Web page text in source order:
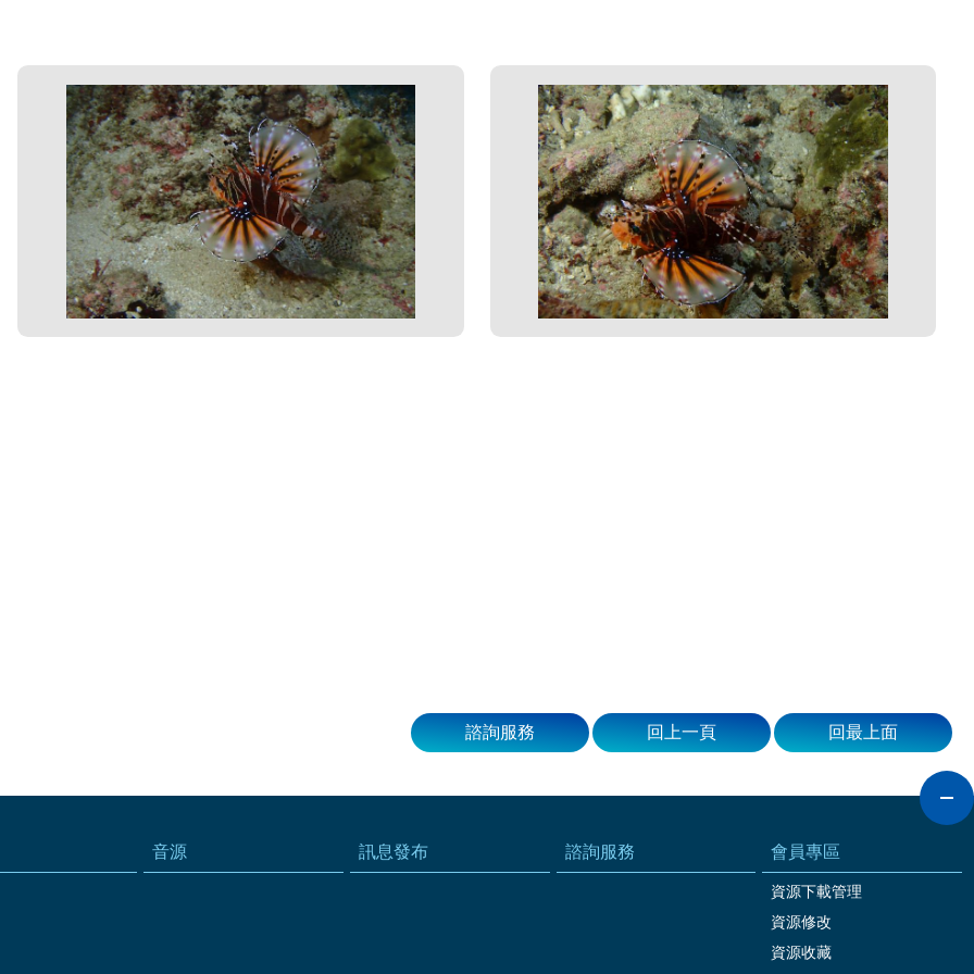
諮詢服務 回上一頁 回最上面
音源 訊息發布 諮詢服務 會員專區
資源下載管理
資源修改
資源收藏